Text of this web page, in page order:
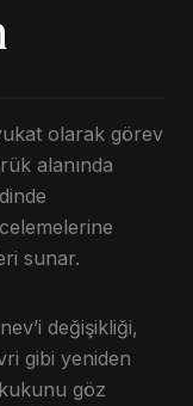
olarak görev
alanında
sunar.
değişikliği,
gibi yeniden
göz